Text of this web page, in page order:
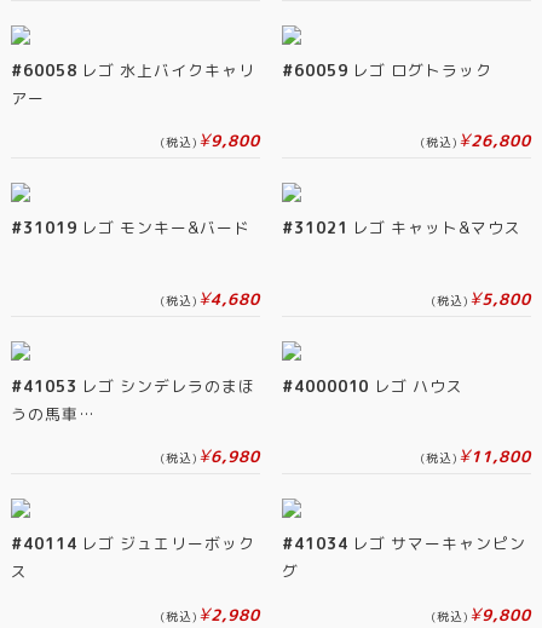
#60058 レゴ 水上バイクキャリ
アー
(税込) ¥9,800
#60059 レゴ ログトラック
(税込) ¥26,800
#31019 レゴ モンキー&バード
(税込) ¥4,680
#31021 レゴ キャット&マウス
(税込) ¥5,800
#41053 レゴ シンデレラのまほ
うの馬車…
(税込) ¥6,980
#4000010 レゴ ハウス
(税込) ¥11,800
#40114 レゴ ジュエリーボック
ス
(税込) ¥2,980
#41034 レゴ サマーキャンピン
グ
(税込) ¥9,800